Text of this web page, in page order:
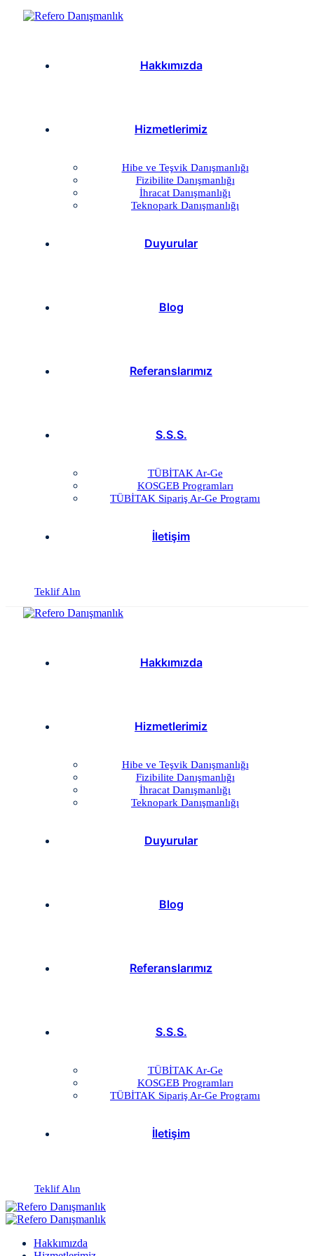
Hakkımızda
Hizmetlerimiz
Hibe ve Teşvik Danışmanlığı
Fizibilite Danışmanlığı
İhracat Danışmanlığı
Teknopark Danışmanlığı
Duyurular
Blog
Referanslarımız
S.S.S.
TÜBİTAK Ar-Ge
KOSGEB Programları
TÜBİTAK Sipariş Ar-Ge Programı
İletişim
Teklif Alın
Hakkımızda
Hizmetlerimiz
Hibe ve Teşvik Danışmanlığı
Fizibilite Danışmanlığı
İhracat Danışmanlığı
Teknopark Danışmanlığı
Duyurular
Blog
Referanslarımız
S.S.S.
TÜBİTAK Ar-Ge
KOSGEB Programları
TÜBİTAK Sipariş Ar-Ge Programı
İletişim
Teklif Alın
Hakkımızda